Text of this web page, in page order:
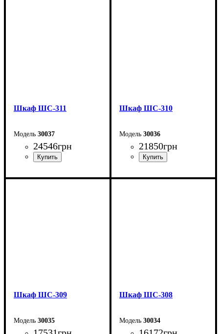
Шкаф ШС-311
30037
24546грн
Ширина: 200 см
Шкаф ШС-310
30036
21850грн
Ширина: 200 см
Шкаф ШС-309
30035
Шкаф ШС-308
30034